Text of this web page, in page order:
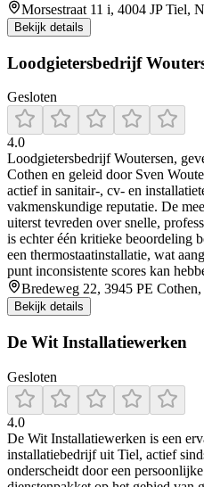
Morsestraat 11 i, 4004 JP Tiel,
Bekijk details
Loodgietersbedrijf
Gesloten
4.0
Loodgietersbedrijf Woutersen,
Cothen en geleid door Sven
actief in sanitair-, cv- en
vakmenskundige reputatie. De
uiterst tevreden over snelle,
is echter één kritieke beoordeling
een thermostaatinstallatie, wat
punt inconsistente scores kan
Bredeweg 22, 3945 PE
Bekijk details
De Wit Installatiewerken
Gesloten
4.0
De Wit Installatiewerken is een
installatiebedrijf uit Tiel, actief
onderscheidt door een